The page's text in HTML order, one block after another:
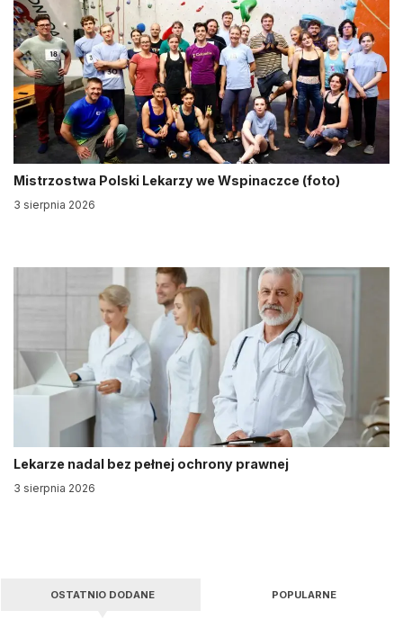
Mistrzostwa Polski Lekarzy we Wspinaczce (foto)
3 sierpnia 2026
Lekarze nadal bez pełnej ochrony prawnej
3 sierpnia 2026
OSTATNIO DODANE POPULARNE